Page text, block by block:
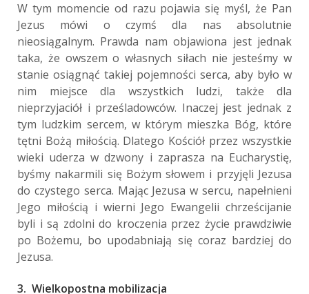
W tym momencie od razu pojawia się myśl, że Pan
Jezus mówi o czymś dla nas absolutnie
nieosiągalnym. Prawda nam objawiona jest jednak
taka, że owszem o własnych siłach nie jesteśmy w
stanie osiągnąć takiej pojemności serca, aby było w
nim miejsce dla wszystkich ludzi, także dla
nieprzyjaciół i prześladowców. Inaczej jest jednak z
tym ludzkim sercem, w którym mieszka Bóg, które
tętni Bożą miłością. Dlatego Kościół przez wszystkie
wieki uderza w dzwony i zaprasza na Eucharystię,
byśmy nakarmili się Bożym słowem i przyjęli Jezusa
do czystego serca. Mając Jezusa w sercu, napełnieni
Jego miłością i wierni Jego Ewangelii chrześcijanie
byli i są zdolni do kroczenia przez życie prawdziwie
po Bożemu, bo upodabniają się coraz bardziej do
Jezusa.
3. Wielkopostna mobilizacja